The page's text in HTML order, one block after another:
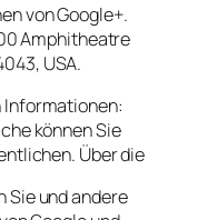
von Google+.
Amphitheatre
USA.
Informationen:
können Sie
Über die
und andere